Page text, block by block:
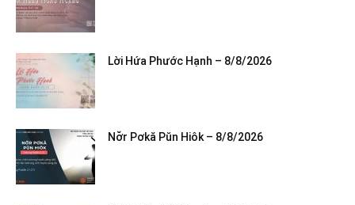
Lời Hứa Phước Hạnh – 8/8/2026
Nơ̆r Pơkă Pŭn Hiôk – 8/8/2026